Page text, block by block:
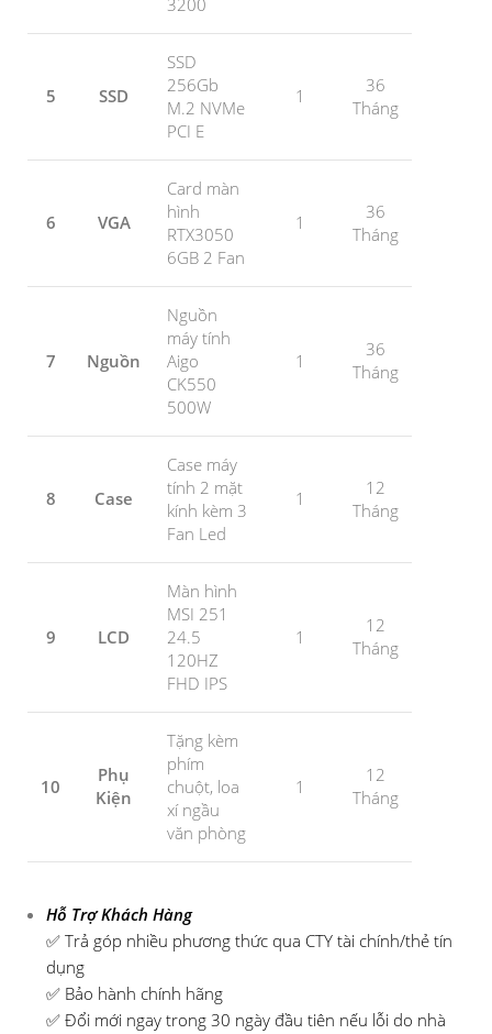
3200
5 SSD
SSD
256Gb
M.2 NVMe
PCI E
1
36
Tháng
6 VGA
Card màn
hình
RTX3050
6GB 2 Fan
1
36
Tháng
7 Nguồn
Nguồn
máy tính
Aigo
CK550
500W
1
36
Tháng
8 Case
Case máy
tính 2 mặt
kính kèm 3
Fan Led
1
12
Tháng
9 LCD
Màn hình
MSI 251
24.5
120HZ
FHD IPS
1
12
Tháng
10
Phụ
Kiện
Tặng kèm
phím
chuột, loa
xí ngầu
văn phòng
1
12
Tháng
Hỗ Trợ Khách Hàng
✅ Trả góp nhiều phương thức qua CTY tài chính/thẻ tín
dụng
✅ Bảo hành chính hãng
✅ Đổi mới ngay trong 30 ngày đầu tiên nếu lỗi do nhà